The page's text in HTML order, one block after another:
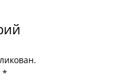
*